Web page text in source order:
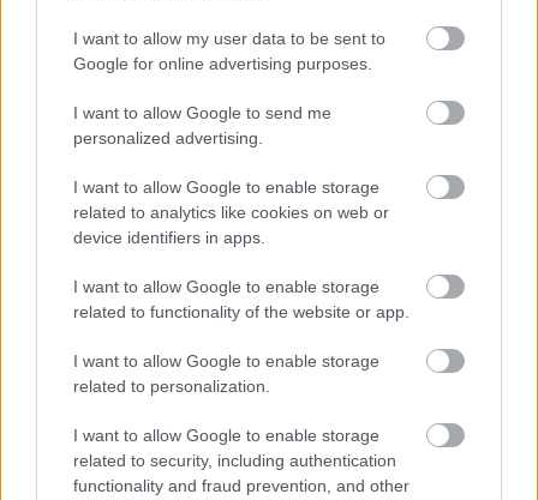
I want to allow my user data to be sent to
Google for online advertising purposes.
I want to allow Google to send me
personalized advertising.
I want to allow Google to enable storage
related to analytics like cookies on web or
device identifiers in apps.
I want to allow Google to enable storage
related to functionality of the website or app.
I want to allow Google to enable storage
related to personalization.
I want to allow Google to enable storage
related to security, including authentication
functionality and fraud prevention, and other
subrecorder•2014. november 01.